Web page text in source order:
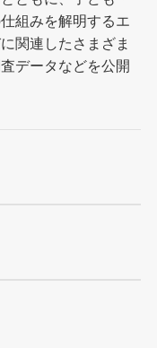
組みを解明するエ
関連したさまざま
データなどを公開